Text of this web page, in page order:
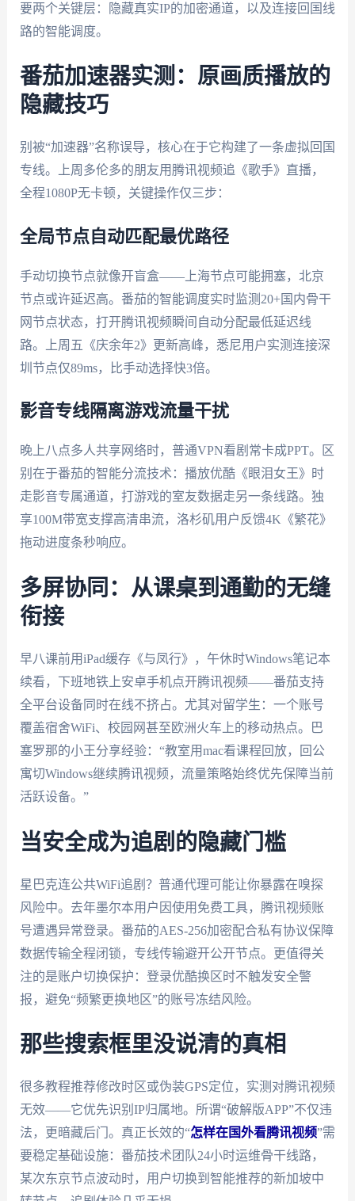
要两个关键层：隐藏真实IP的加密通道，以及连接回国线
路的智能调度。
番茄加速器实测：原画质播放的
隐藏技巧
别被“加速器”名称误导，核心在于它构建了一条虚拟回国
专线。上周多伦多的朋友用腾讯视频追《歌手》直播，
全程1080P无卡顿，关键操作仅三步：
全局节点自动匹配最优路径
手动切换节点就像开盲盒——上海节点可能拥塞，北京
节点或许延迟高。番茄的智能调度实时监测20+国内骨干
网节点状态，打开腾讯视频瞬间自动分配最低延迟线
路。上周五《庆余年2》更新高峰，悉尼用户实测连接深
圳节点仅89ms，比手动选择快3倍。
影音专线隔离游戏流量干扰
晚上八点多人共享网络时，普通VPN看剧常卡成PPT。区
别在于番茄的智能分流技术：播放优酷《眼泪女王》时
走影音专属通道，打游戏的室友数据走另一条线路。独
享100M带宽支撑高清串流，洛杉矶用户反馈4K《繁花》
拖动进度条秒响应。
多屏协同：从课桌到通勤的无缝
衔接
早八课前用iPad缓存《与凤行》，午休时Windows笔记本
续看，下班地铁上安卓手机点开腾讯视频——番茄支持
全平台设备同时在线不挤占。尤其对留学生：一个账号
覆盖宿舍WiFi、校园网甚至欧洲火车上的移动热点。巴
塞罗那的小王分享经验：“教室用mac看课程回放，回公
寓切Windows继续腾讯视频，流量策略始终优先保障当前
活跃设备。”
当安全成为追剧的隐藏门槛
星巴克连公共WiFi追剧？普通代理可能让你暴露在嗅探
风险中。去年墨尔本用户因使用免费工具，腾讯视频账
号遭遇异常登录。番茄的AES-256加密配合私有协议保障
数据传输全程闭锁，专线传输避开公开节点。更值得关
注的是账户切换保护：登录优酷换区时不触发安全警
报，避免“频繁更换地区”的账号冻结风险。
那些搜索框里没说清的真相
很多教程推荐修改时区或伪装GPS定位，实测对腾讯视频
无效——它优先识别IP归属地。所谓“破解版APP”不仅违
法，更暗藏后门。真正长效的“怎样在国外看腾讯视频”需
要稳定基础设施：番茄技术团队24小时运维骨干线路，
某次东京节点波动时，用户切换到智能推荐的新加坡中